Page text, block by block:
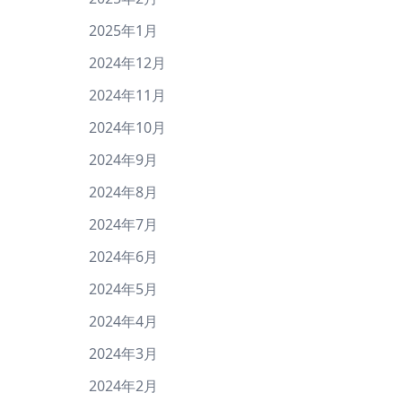
2025年1月
2024年12月
2024年11月
2024年10月
2024年9月
2024年8月
2024年7月
2024年6月
2024年5月
2024年4月
2024年3月
2024年2月